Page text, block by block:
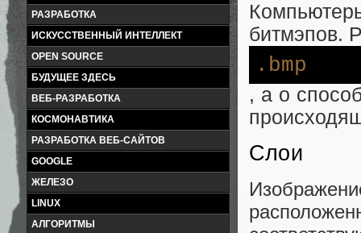
РАЗРАБОТКА
ИСКУССТВЕННЫЙ ИНТЕЛЛЕКТ
OPEN SOURCE
БУДУЩЕЕ ЗДЕСЬ
ВЕБ-РАЗРАБОТКА
КОСМОНАВТИКА
РАЗРАБОТКА ВЕБ-САЙТОВ
GOOGLE
ЖЕЛЕЗО
LINUX
АЛГОРИТМЫ
битмэпов.
.bmp
, а о
Слои